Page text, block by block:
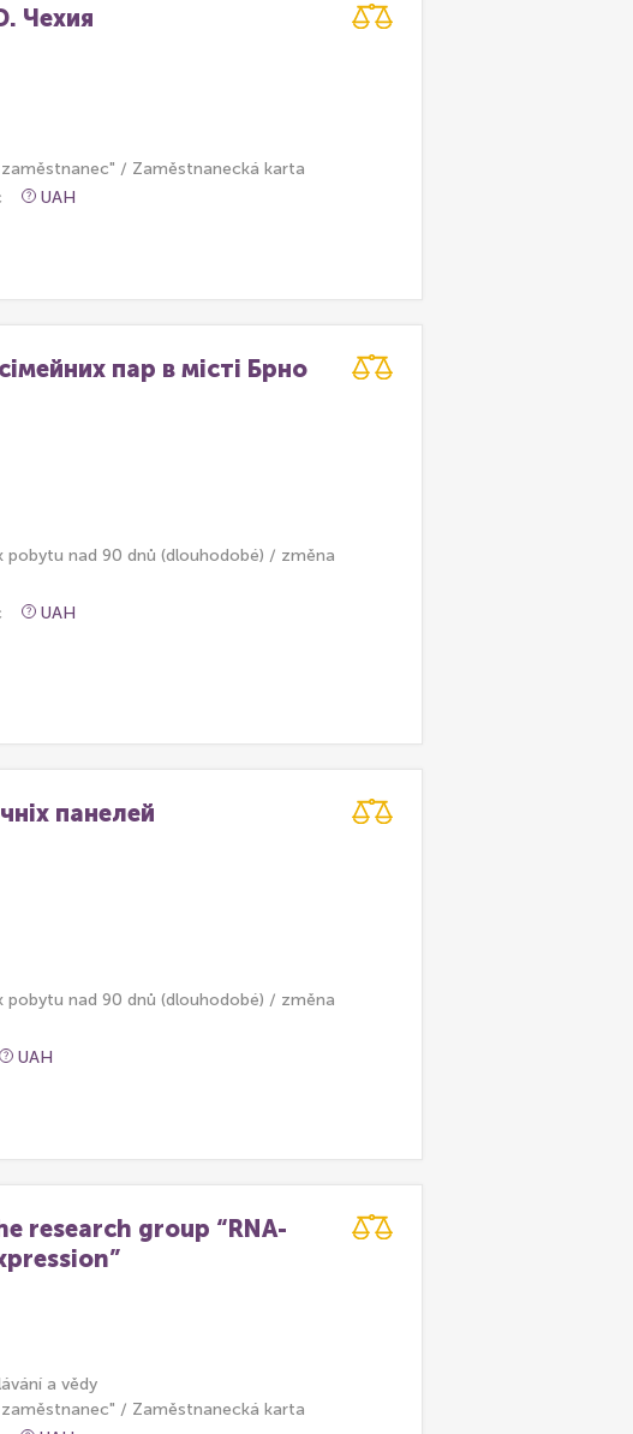
Чехия
/ Zaměstnanecká karta
UAH
пар в місті Брно
nad 90 dnů (dlouhodobé) / změna
UAH
панелей
nad 90 dnů (dlouhodobé) / změna
UAH
research group “RNA-
a vědy
/ Zaměstnanecká karta